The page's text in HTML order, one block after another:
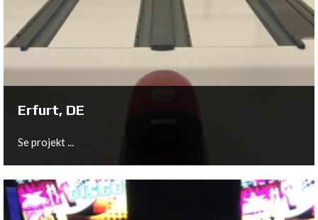
Nürnberg, DE
Se projekt ...
Erfurt, DE
Se projekt ...